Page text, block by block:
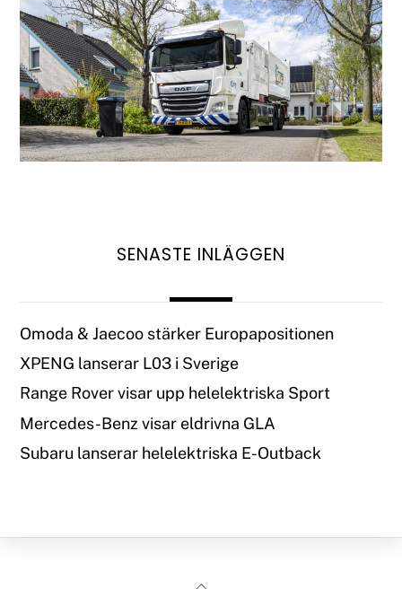
SENASTE INLÄGGEN
Omoda & Jaecoo stärker Europapositionen
XPENG lanserar L03 i Sverige
Range Rover visar upp helelektriska Sport
Mercedes-Benz visar eldrivna GLA
Subaru lanserar helelektriska E-Outback
Back